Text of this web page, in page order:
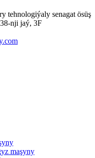
tehnologiýaly senagat ösüş
nji jaý, 3F
maşyny